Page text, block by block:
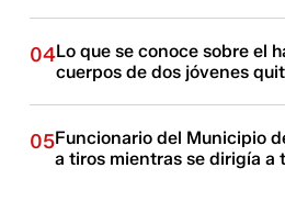
04Lo que se conoce sobre el
cuerpos de dos jóvenes
05Funcionario del Municipio
a tiros mientras se dirigía a